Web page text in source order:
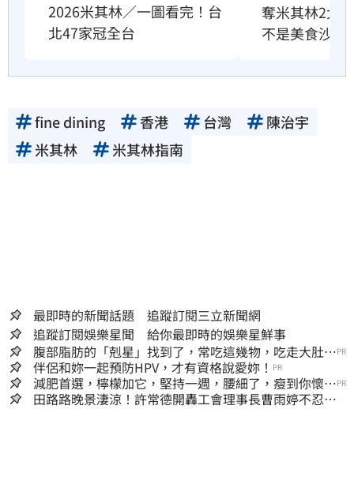
2026米其林／一圖看完！台
北47家冠全台
奪米其林2大
不是美食沙漠
fine dining 香港 台灣
陳治宇
米其林
米其林指南
最即時的新聞話題 追蹤訂閱三立新聞網
追蹤訂閱娛樂星聞 給你最即時的娛樂星鮮事
腹部脂肪的「剋星」找到了，常吃這幾物，吃走大肚
囊，瘦出小蠻腰
PR
伴侶和妳一起預防HPV，才有資格說愛妳！ PR
減肥首選，檸檬加它，堅持一週，腰細了，瘦到你懷疑
人生
PR
田路路晚景淒涼！許常德開轟工會理事長曹雨婷不忍